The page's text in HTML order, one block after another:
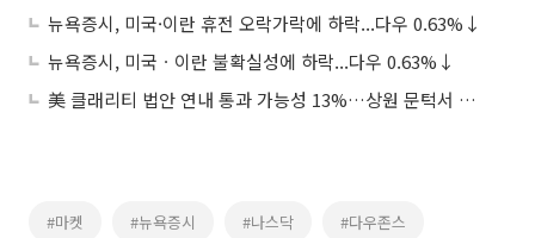
뉴욕증시, 미국·이란 휴전 오락가락에 하락...다우 0.63%↓
뉴욕증시, 미국ㆍ이란 불확실성에 하락...다우 0.63%↓
美 클래리티 법안 연내 통과 가능성 13%…상원 문턱서 제동
#마켓 #뉴욕증시 #나스닥 #다우존스